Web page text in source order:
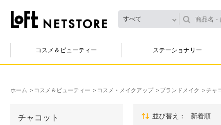
すべて
コスメ＆ビューティー ステーショナリー
ホーム コスメ＆ビューティー コスメ・メイクアップ ブランドメイク チャ
チャコット 並び替え 新着順